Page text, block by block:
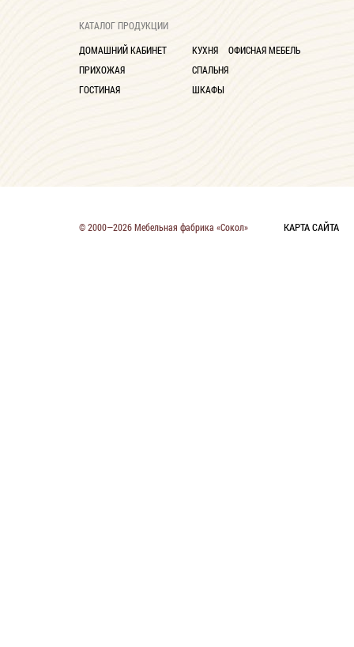
Глубина до 30 см
КАТАЛОГ ПРОДУКЦИИ
ДОМАШНИЙ КАБИНЕТ
ПРИХОЖАЯ
ГОСТИНАЯ
КУХНЯ
СПАЛЬНЯ
ШКАФЫ
ОФИСНАЯ МЕБЕЛЬ
© 2000—2026 Мебельная фабрика «Сокол» КАРТА САЙТА